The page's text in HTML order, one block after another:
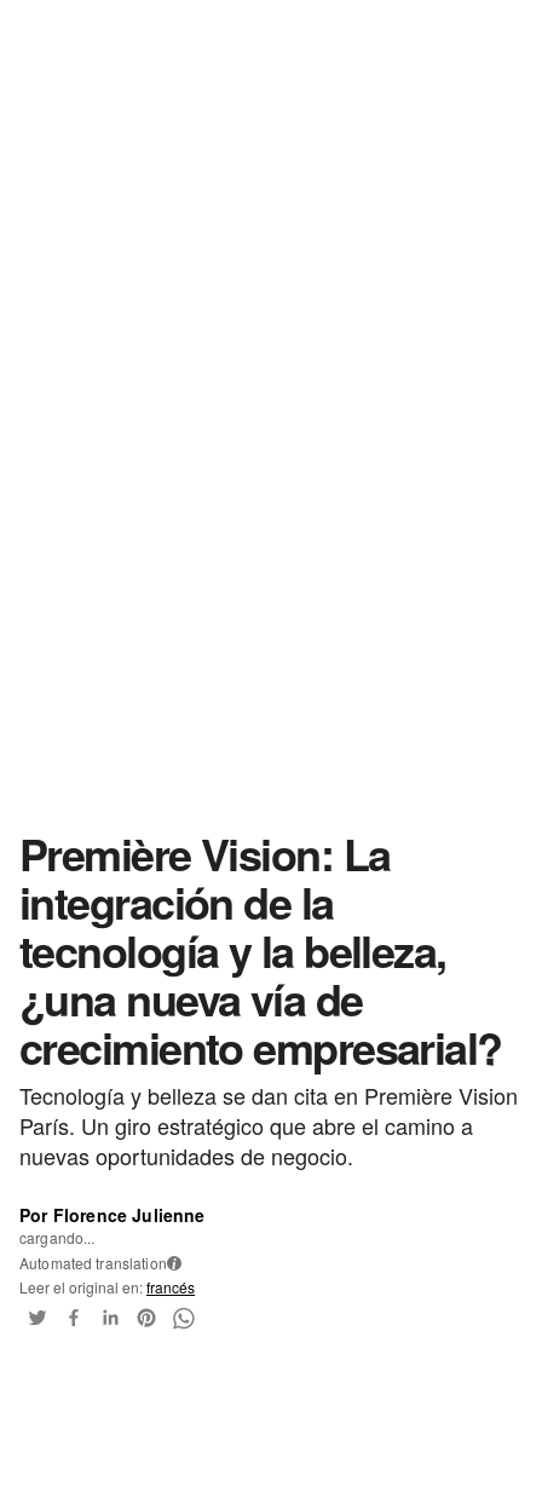
Première Vision: La
integración de la
tecnología y la belleza,
¿una nueva vía de
crecimiento empresarial?
Tecnología y belleza se dan cita en Première Vision
París. Un giro estratégico que abre el camino a
nuevas oportunidades de negocio.
Por Florence Julienne
cargando...
Automated translation i
Leer el original en:francés